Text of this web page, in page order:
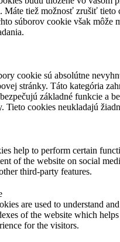
Máte tiež možnosť zrušiť tieto
súborov cookie však môže
cookie sú absolútne
stránky. Táto kategória
základné funkcie a
Tieto cookies neukladajú
help to perform certain
of the website on social
third-party features.
are used to understand
of the website which
for the visitors.